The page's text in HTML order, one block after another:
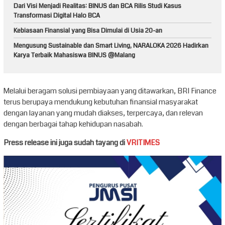
Dari Visi Menjadi Realitas: BINUS dan BCA Rilis Studi Kasus
Transformasi Digital Halo BCA
Kebiasaan Finansial yang Bisa Dimulai di Usia 20-an
Mengusung Sustainable dan Smart Living, NARALOKA 2026 Hadirkan
Karya Terbaik Mahasiswa BINUS @Malang
Melalui beragam solusi pembiayaan yang ditawarkan, BRI Finance
terus berupaya mendukung kebutuhan finansial masyarakat
dengan layanan yang mudah diakses, terpercaya, dan relevan
dengan berbagai tahap kehidupan nasabah.
Press release ini juga sudah tayang diVRITIMES